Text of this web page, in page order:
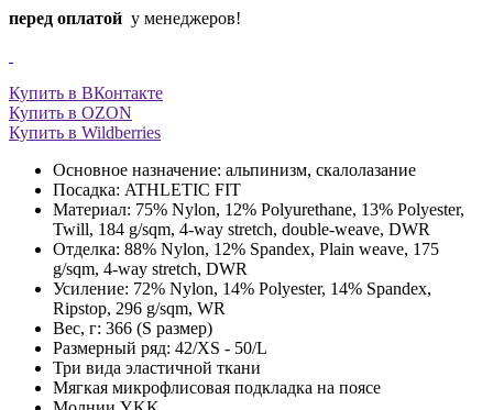
перед оплатой у менеджеров!
Купить в ВКонтакте
Купить в OZON
Купить в Wildberries
Основное назначение: альпинизм, скалолазание
Посадка: ATHLETIC FIT
Материал: 75% Nylon, 12% Polyurethane, 13% Polyester,
Twill, 184 g/sqm, 4-way stretch, double-weave, DWR
Отделка: 88% Nylon, 12% Spandex, Plain weave, 175
g/sqm, 4-way stretch, DWR
Усиление: 72% Nylon, 14% Polyester, 14% Spandex,
Ripstop, 296 g/sqm, WR
Вес, г: 366 (S размер)
Размерный ряд: 42/XS - 50/L
Три вида эластичной ткани
Мягкая микрофлисовая подкладка на поясе